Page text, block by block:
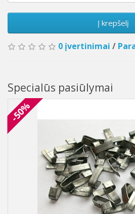
Į krepšelį
0 įvertinimai /
Specialūs pasiūlymai
-50%